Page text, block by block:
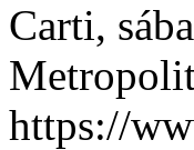
Carti,
https://